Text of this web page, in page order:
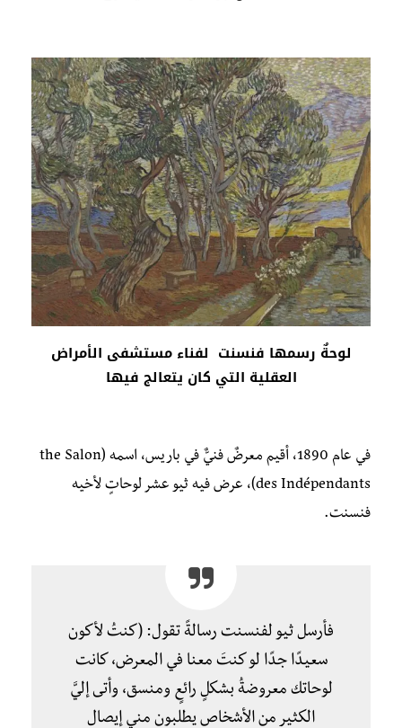
لوحةٌ رسمها فنسنت لفناء مستشفى الأمراض
العقلية التي كان يتعالج فيها
في عام 1890، أقيم معرضٌ فنيٌّ في باريس، اسمه (the Salon
des Indépendants)، عرض فيه ثيو عشر لوحاتٍ لأخيه
فنسنت.
فأرسل ثيو لفنسنت رسالةً تقول: (كنتُ لأكون
سعيدًا جدًا لو كنتَ معنا في المعرض، كانت
لوحاتك معروضةُ بشكلٍ رائعٍ ومنسق، وأتى إليَّ
الكثير من الأشخاص يطلبون مني إيصال